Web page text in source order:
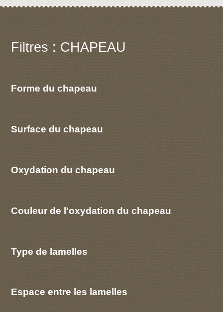
Filtres : CHAPEAU
Forme du chapeau
Surface du chapeau
Oxydation du chapeau
Couleur de l'oxydation du chapeau
Type de lamelles
Espace entre les lamelles